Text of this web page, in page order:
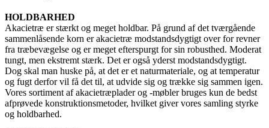
HOLDBARHED
Akacietræ er stærkt og meget holdbar. På grund af det tværgående
sammenlåsende korn er akacietræ modstandsdygtigt over for revner
fra træbevægelse og er meget efterspurgt for sin robusthed. Moderat
tungt, men ekstremt stærk. Det er også yderst modstandsdygtigt.
Dog skal man huske på, at det er et naturmateriale, og at temperatur
og fugt derfor vil få det til, at udvide sig og trække sig sammen igen.
Vores sortiment af akacietræplader og -møbler bruges kun de bedst
afprøvede konstruktionsmetoder, hvilket giver vores samling styrke
og holdbarhed.